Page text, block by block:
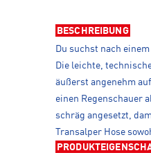
BESCHREIBUNG
Du suchst nach
Die leichte,
äußerst angenehm
einen Regenschauer
schräg angesetzt,
Transalper Hose